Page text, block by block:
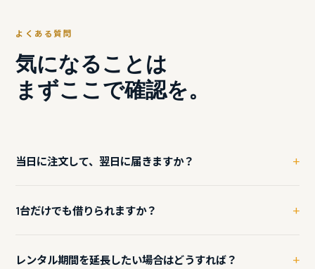
よくある質問
気になることは
まずここで確認を。
当日に注文して、翌日に届きますか？ +
います。お急ぎの場合はまずお電話（0120-933-992）にてご
1台だけでも借りられますか？ +
ータルコストも抑えられますので、必要な台数をお気軽にご相
レンタル期間を延長したい場合はどうすれば？ +